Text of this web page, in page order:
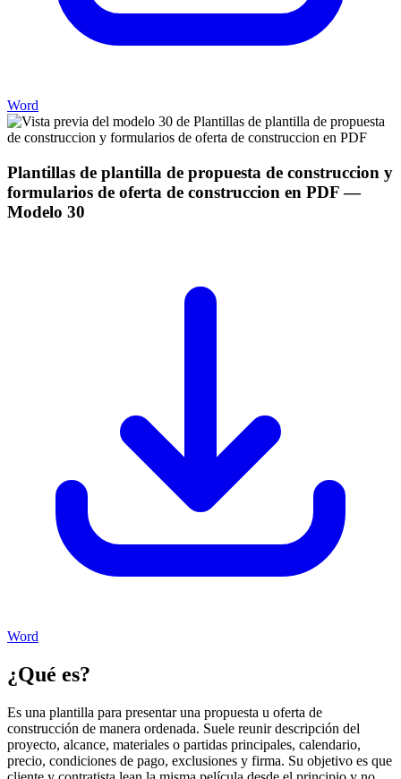
Word
Plantillas de plantilla de propuesta de construccion y
formularios de oferta de construccion en PDF—
Modelo 30
Word
¿Qué es?
Es una plantilla para presentar una propuesta u oferta de
construcción de manera ordenada. Suele reunir descripción del
proyecto, alcance, materiales o partidas principales, calendario,
precio, condiciones de pago, exclusiones y firma. Su objetivo es que